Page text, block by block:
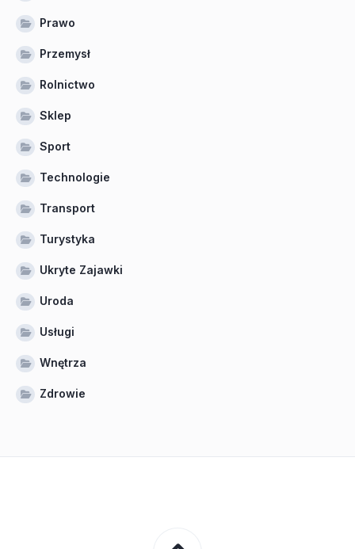
Prawo
Przemysł
Rolnictwo
Sklep
Sport
Technologie
Transport
Turystyka
Ukryte Zajawki
Uroda
Usługi
Wnętrza
Zdrowie